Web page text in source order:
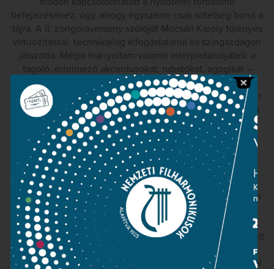
befejezéséhez: úgy, ahogy egyszerre csak sötétség borul a
tájra. A II. zongoraverseny szólóját Mocsári Károly fölényes
virtuozitással, technikailag kifogástalanul és színgazdagon
játszotta. Mégis hiányoltam valamit interpretációjából: a
tagoló, értelmező akcentusokat, rubatókat, agogikát –
vagyis mindazokat az eszközöket, amelyek az előadó
„személyes érintettségéről” árulkodnak; arról, hogy éppen
ezzel a művel, éppen erről a műről valami nagyon sajátos
és személyes közlendője van.
Ez a „személyes közlendő” a Kocsis Zoltán pálcája alatt
megszólaló Eroica nyitótételében jelent meg talán a
legkézzelfoghatóbban. Kocsis ezúttal is a szokottnál
élénkebb iramot diktált, amely azonban a legkevésbé sem
tűnt hajszoltnak, sőt azt sem jelentette, hogy az egész
tételnek hajszálra ugyanabban a tempóban kellene
leperegnie. A melléktéma például mindannyiszor kikövetelt
magának egy apró lassítást, mint ahogyan a gyakori
sforzatók is szükségképpen fékezték a rohanást. Örömmel